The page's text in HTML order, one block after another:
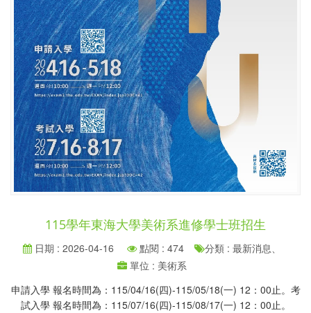
115學年東海大學美術系進修學士班招生
日期 : 2026-04-16 點閱 : 474
分類 : 最新消息、
單位 : 美術系
申請入學 報名時間為：115/04/16(四)-115/05/18(一) 12：00止。考
試入學 報名時間為：115/07/16(四)-115/08/17(一) 12：00止。